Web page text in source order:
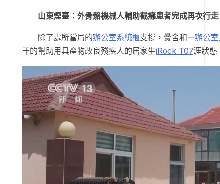
山東煙臺：外骨骼機械人輔助截癱患者完成再次行走
除了處所當局的辦公室系統櫃支撐，黌舍和一辦公
干的幫助用具產物改良殘疾人的居家生iRock T07涯狀態